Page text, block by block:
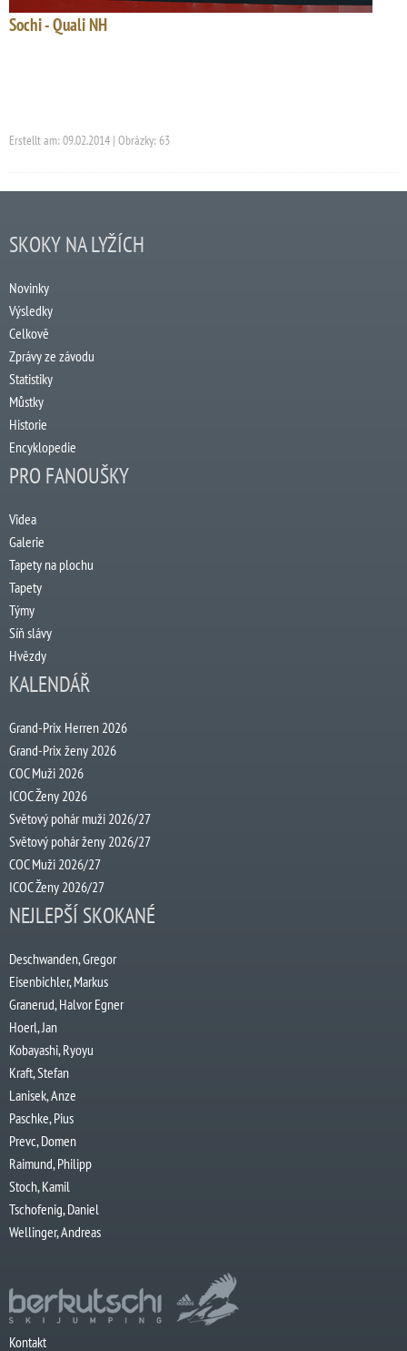
Sochi - Quali NH
Erstellt am: 09.02.2014 | Obrázky: 63
SKOKY NA LYŽÍCH
Novinky
Výsledky
Celkově
Zprávy ze závodu
Statistiky
Můstky
Historie
Encyklopedie
PRO FANOUŠKY
Videa
Galerie
Tapety na plochu
Tapety
Týmy
Síň slávy
Hvězdy
KALENDÁŘ
Grand-Prix Herren 2026
Grand-Prix ženy 2026
COC Muži 2026
ICOC Ženy 2026
Světový pohár muži 2026/27
Světový pohár ženy 2026/27
COC Muži 2026/27
ICOC Ženy 2026/27
NEJLEPŠÍ SKOKANÉ
Deschwanden, Gregor
Eisenbichler, Markus
Granerud, Halvor Egner
Hoerl, Jan
Kobayashi, Ryoyu
Kraft, Stefan
Lanisek, Anze
Paschke, Pius
Prevc, Domen
Raimund, Philipp
Stoch, Kamil
Tschofenig, Daniel
Wellinger, Andreas
Kontakt